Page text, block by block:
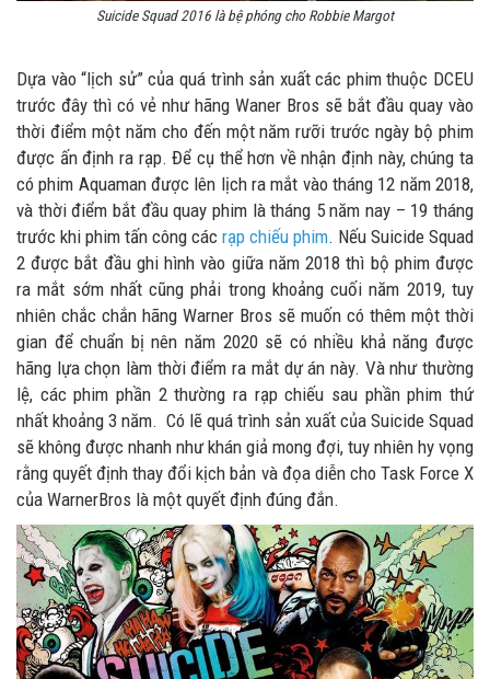
Suicide Squad 2016 là bệ phóng cho Robbie Margot
Dựa vào “lịch sử” của quá trình sản xuất các phim thuộc DCEU
trước đây thì có vẻ như hãng Waner Bros sẽ bắt đầu quay vào
thời điểm một năm cho đến một năm rưỡi trước ngày bộ phim
được ấn định ra rạp. Để cụ thể hơn về nhận định này, chúng ta
có phim Aquaman được lên lịch ra mắt vào tháng 12 năm 2018,
và thời điểm bắt đầu quay phim là tháng 5 năm nay – 19 tháng
trước khi phim tấn công các rạp chiếu phim. Nếu Suicide Squad
2 được bắt đầu ghi hình vào giữa năm 2018 thì bộ phim được
ra mắt sớm nhất cũng phải trong khoảng cuối năm 2019, tuy
nhiên chắc chắn hãng Warner Bros sẽ muốn có thêm một thời
gian để chuẩn bị nên năm 2020 sẽ có nhiều khả năng được
hãng lựa chọn làm thời điểm ra mắt dự án này. Và như thường
lệ, các phim phần 2 thường ra rạp chiếu sau phần phim thứ
nhất khoảng 3 năm. Có lẽ quá trình sản xuất của Suicide Squad
sẽ không được nhanh như khán giả mong đợi, tuy nhiên hy vọng
rằng quyết định thay đổi kịch bản và đọa diễn cho Task Force X
của WarnerBros là một quyết định đúng đắn.